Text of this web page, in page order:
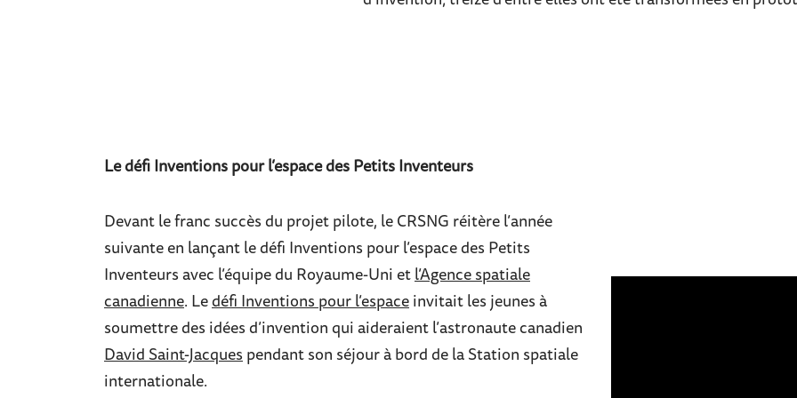
Le défi Inventions pour l’espace des Petits Inventeurs
Devant le franc succès du projet pilote, le CRSNG réitère l’année
suivante en lançant le défi Inventions pour l’espace des Petits
Inventeurs avec l’équipe du Royaume-Uni et l’Agence spatiale
canadienne. Le défi Inventions pour l’espace invitait les jeunes à
soumettre des idées d’invention qui aideraient l’astronaute canadien
David Saint-Jacques pendant son séjour à bord de la Station spatiale
internationale.